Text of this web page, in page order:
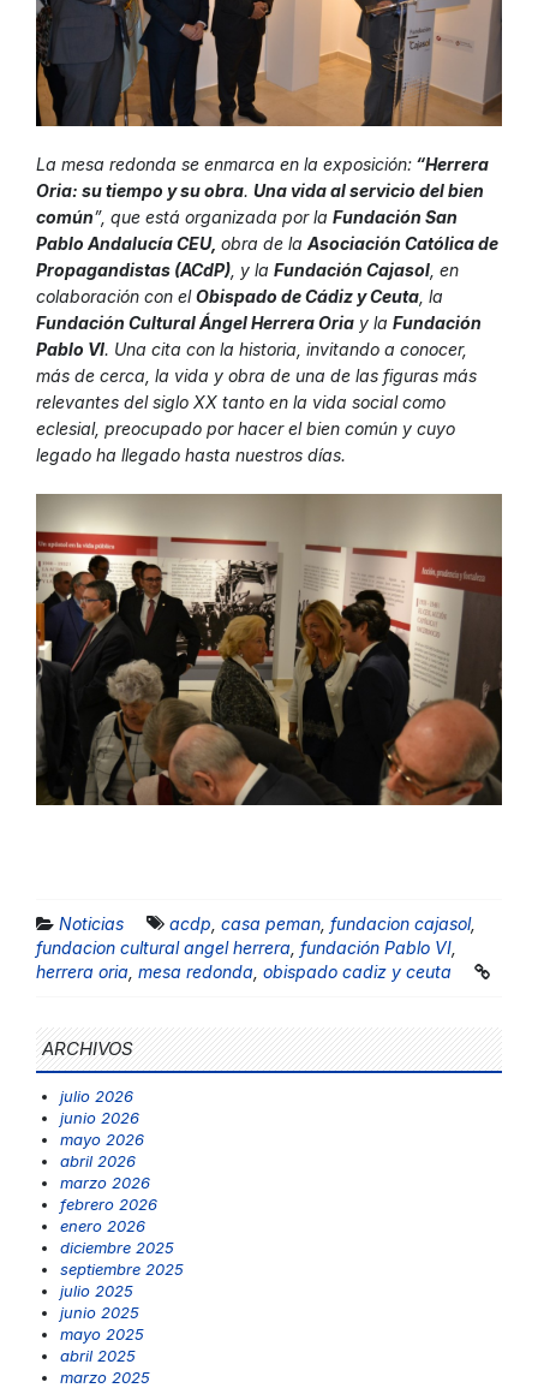
La mesa redonda se enmarca en la exposición: “Herrera
Oria: su tiempo y su obra. Una vida al servicio del bien
común”, que está organizada por la Fundación San
Pablo Andalucía CEU, obra de la Asociación Católica de
Propagandistas (ACdP) , y la Fundación Cajasol , en
colaboración con elObispado de Cádiz y Ceuta , la
Fundación Cultural Ángel Herrera Oria y la Fundación
Pablo VI. Una cita con la historia, invitando a conocer,
más de cerca, la vida y obra de una de las figuras más
relevantes del siglo XX tanto en la vida social como
eclesial, preocupado por hacer el bien común y cuyo
legado ha llegado hasta nuestros días.
Noticias acdp casa peman fundacion cajasol,
fundacion cultural angel herrera fundación Pablo VI
herrera oria mesa redonda obispado cadiz y ceuta
ARCHIVOS
julio 2026
junio 2026
mayo 2026
abril 2026
marzo 2026
febrero 2026
enero 2026
diciembre 2025
septiembre 2025
julio 2025
junio 2025
mayo 2025
abril 2025
marzo 2025